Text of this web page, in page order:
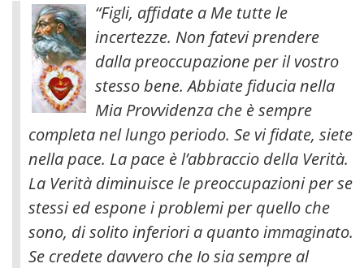
“Figli, affidate a Me tutte le
incertezze. Non fatevi prendere
dalla preoccupazione per il vostro
stesso bene. Abbiate fiducia nella
Mia Provvidenza che è sempre
completa nel lungo periodo. Se vi fidate, siete
nella pace. La pace è l’abbraccio della Verità.
La Verità diminuisce le preoccupazioni per se
stessi ed espone i problemi per quello che
sono, di solito inferiori a quanto immaginato.
Se credete davvero che Io sia sempre al